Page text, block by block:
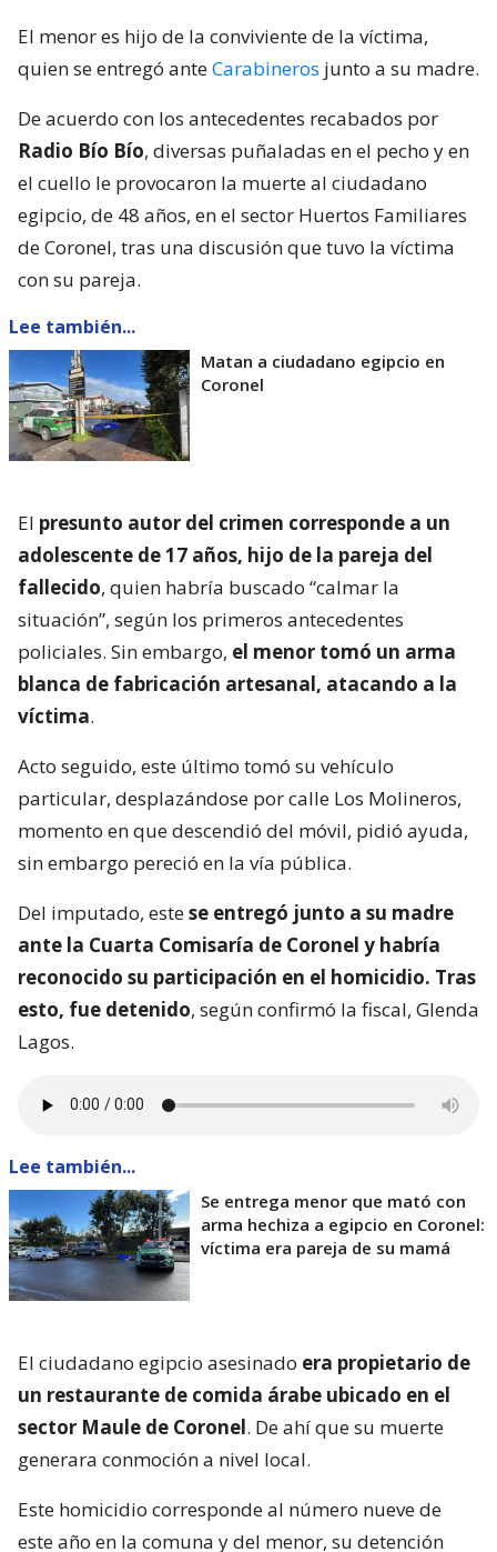
El menor es hijo de la conviviente de la víctima,
quien se entregó anteCarabineros junto a su madre.
De acuerdo con los antecedentes recabados por
Radio Bío Bío, diversas puñaladas en el pecho y en
el cuello le provocaron la muerte al ciudadano
egipcio, de 48 años, en el sector Huertos Familiares
de Coronel, tras una discusión que tuvo la víctima
con su pareja.
Lee también...
Matan a ciudadano egipcio en
Coronel
El presunto autor del crimen corresponde a un
adolescente de 17 años, hijo de la pareja del
fallecido, quien habría buscado “calmar la
situación”, según los primeros antecedentes
policiales. Sin embargo, el menor tomó un arma
blanca de fabricación artesanal, atacando a la
víctima.
Acto seguido, este último tomó su vehículo
particular, desplazándose por calle Los Molineros,
momento en que descendió del móvil, pidió ayuda,
sin embargo pereció en la vía pública.
Del imputado, estese entregó junto a su madre
ante la Cuarta Comisaría de Coronel y habría
reconocido su participación en el homicidio. Tras
esto, fue detenido, según confirmó la fiscal, Glenda
Lagos.
Lee también...
Se entrega menor que mató con
arma hechiza a egipcio en Coronel:
víctima era pareja de su mamá
El ciudadano egipcio asesinado era propietario de
un restaurante de comida árabe ubicado en el
sector Maule de Coronel. De ahí que su muerte
generara conmoción a nivel local.
Este homicidio corresponde al número nueve de
este año en la comuna y del menor, su detención